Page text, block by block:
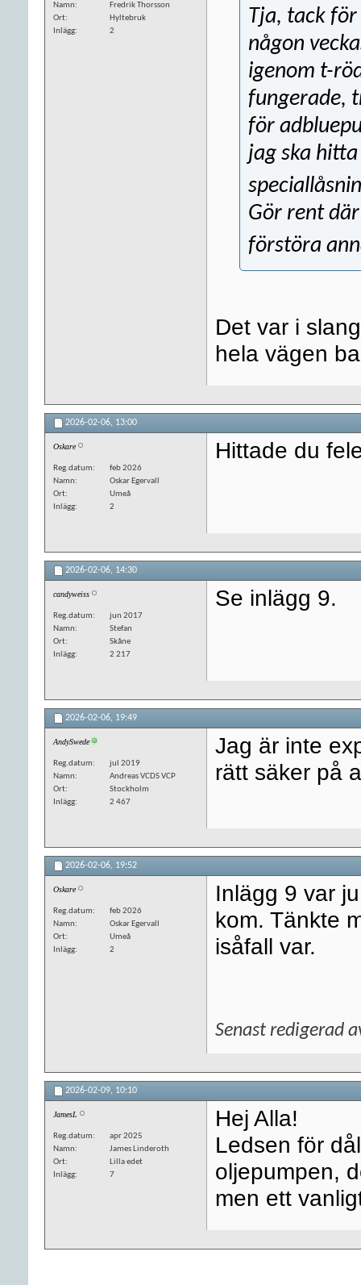
Namn
Fredrik Thorsson
Ort
Hyltebruk
Inlägg
2
Tja, tack
någon
igenom t-
fungerade,
för
jag ska
Gör rent
förstöra
Det var i
hela vägen
2026-02-06, 13:00
Oskare
Reg.datum
feb 2026
Namn
Oskar Egervall
Ort
Umeå
Inlägg
2
Hittade du
2026-02-06, 14:30
candyweiss
Reg.datum
jun 2017
Namn
Stefan
Ort
Skåne
Inlägg
2 217
Se inlägg 9.
2026-02-06, 19:49
AndySwede
Reg.datum
jul 2019
Namn
Andreas VCDS VCP
Ort
Stockholm
Inlägg
2 467
Jag är inte
rätt säker på
2026-02-06, 19:52
Oskare
Reg.datum
feb 2026
Namn
Oskar Egervall
Ort
Umeå
Inlägg
2
Inlägg 9 var
kom. Tänkte
isåfall var.
Senast redigerad
2026-02-09, 10:10
JamesL
Reg.datum
apr 2025
Namn
James Linderoth
Ort
Lilla edet
Inlägg
7
Hej Alla!
Ledsen för
oljepumpen,
men ett